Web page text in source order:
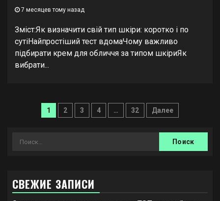
7 месяцев тому назад
Зміст:Як визначити свій тип шкіри: коротко і по
сутіНайпростіший тест вдомаЧому важливо
підбирати крем для обличчя за типом шкіриЯк
вибрати...
Навигация
по
записям
1 2 3 4 … 32 Далее
Найти:
СВЕЖИЕ ЗАПИСИ